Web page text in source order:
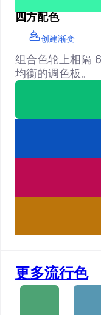
四方配色
创建渐变
组合色轮上相隔
均衡的调色板。
更多流行色